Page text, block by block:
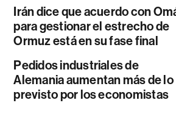
Irán dice que acuerdo con
para gestionar el estrecho de
Ormuz está en su fase final
Pedidos industriales de
Alemania aumentan más de lo
previsto por los economistas